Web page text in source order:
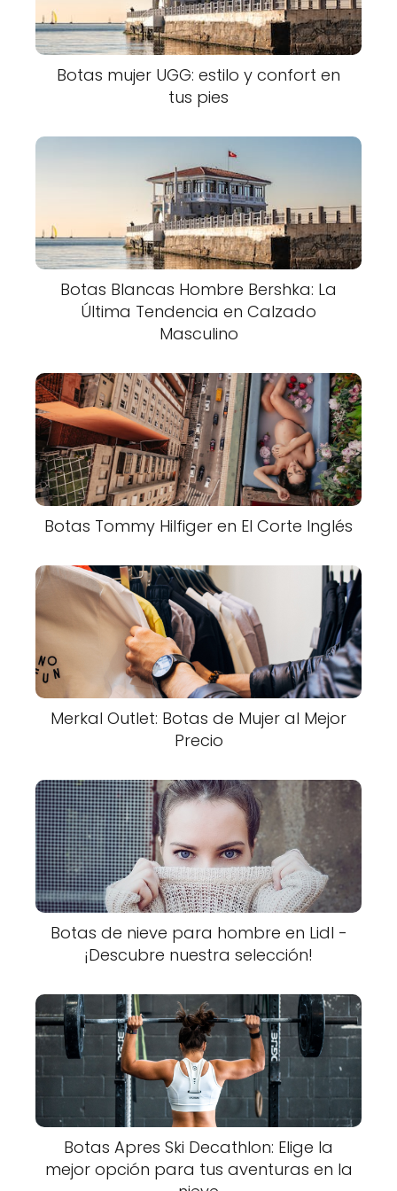
Botas mujer UGG: estilo y confort en
tus pies
Botas Blancas Hombre Bershka: La
Última Tendencia en Calzado
Masculino
Botas Tommy Hilfiger en El Corte Inglés
Merkal Outlet: Botas de Mujer al Mejor
Precio
Botas de nieve para hombre en Lidl -
¡Descubre nuestra selección!
Botas Apres Ski Decathlon: Elige la
mejor opción para tus aventuras en la